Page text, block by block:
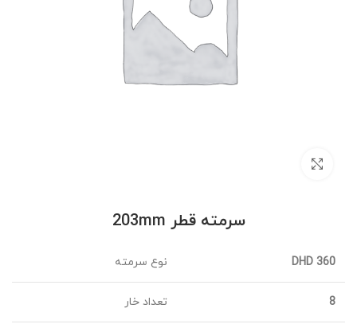
سرمته قطر 203mm
نوع سرمته DHD 360
تعداد خار 8